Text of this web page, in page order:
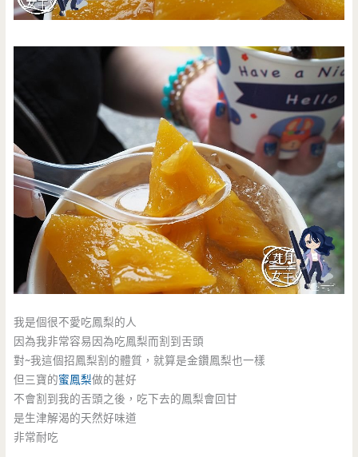
我是個很不愛吃鳳梨的人
因為我非常容易因為吃鳳梨而割到舌頭
對~我這個招鳳梨割的體質，就算是金鑽鳳梨也一樣
但三寶的蜜鳳梨做的甚好
不會割到我的舌頭之後，吃下去的鳳梨會回甘
是生津解渴的天然好味道
非常耐吃